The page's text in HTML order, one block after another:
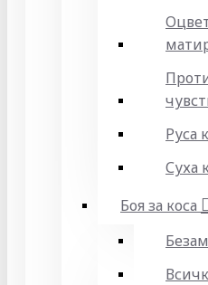
Руса
Суха
Боя за коса